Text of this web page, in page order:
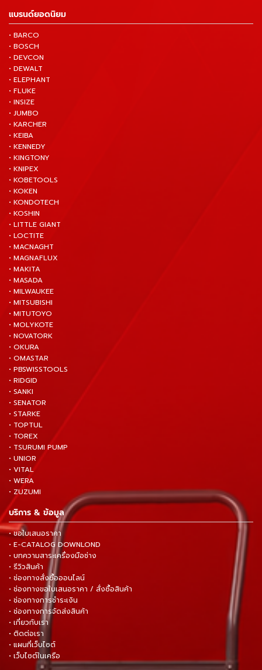
แบรนด์ยอดนิยม
• BARCO
• BOSCH
• DEVCON
• DEWALT
• ELEPHANT
• FLUKE
• INSIZE
• JUMBO
• KARCHER
• KEIBA
• KENNEDY
• KINGTONY
• KNIPEX
• KOBETOOLS
• KOKEN
• KONDOTECH
• KOSHIN
• LITTLE GIANT
• LOCTITE
• MACNAGHT
• MAGNAFLUX
• MAKITA
• MASADA
• MILWAUKEE
• MITSUBISHI
• MITUTOYO
• MOLYKOTE
• NOVATORK
• OKURA
• OMASTAR
• PBSWISSTOOLS
• RIDGID
• SANKI
• SENATOR
• STARKE
• TOPTUL
• TOREX
• TSURUMI PUMP
• UNIOR
• VITAL
• WERA
• ZUZUMI
บริการ & ข้อมูล
• ขอใบเสนอราคา
• E-CATALOG DOWNLOND
• บทความสาระเครื่องมือช่าง
• รีวิวสินค้า
• ช่องทางสั่งซื้อออนไลน์
• ช่องทางขอใบเสนอราคา / สั่งซื้อสินค้า
• ช่องทางการชำระเงิน
• ช่องทางการจัดส่งสินค้า
• เกี่ยวกับเรา
• ติดต่อเรา
• แผนที่เว็บไซต์
• เว็บไซต์ในเครือ